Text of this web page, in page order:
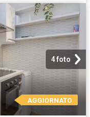
4 foto
AGGIORNATO